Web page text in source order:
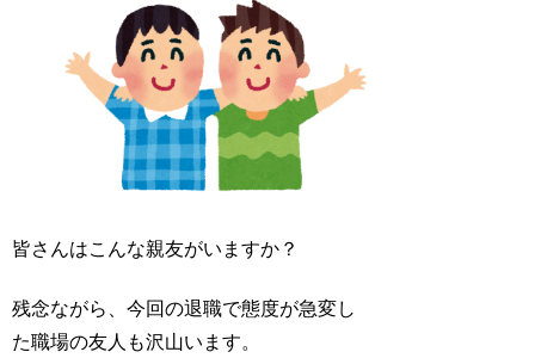
皆さんはこんな親友がいますか？
残念ながら、今回の退職で態度が急変し
た職場の友人も沢山います。